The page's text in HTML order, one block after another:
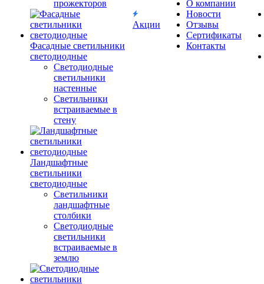
прожекторов
Фасадные светильники
светодиодные
Светодиодные
светильники
настенные
Светильники
встраиваемые в
стену
Ландшафтные
светильники
светодиодные
Светильники
ландшафтные
столбики
Светодиодные
светильники
встраиваемые в
землю
Акции
О компании
Новости
Отзывы
Сертификаты
Контакты